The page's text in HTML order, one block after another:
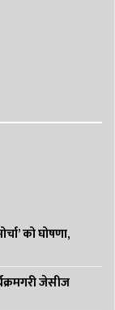
को घोषणा,
जेसीज